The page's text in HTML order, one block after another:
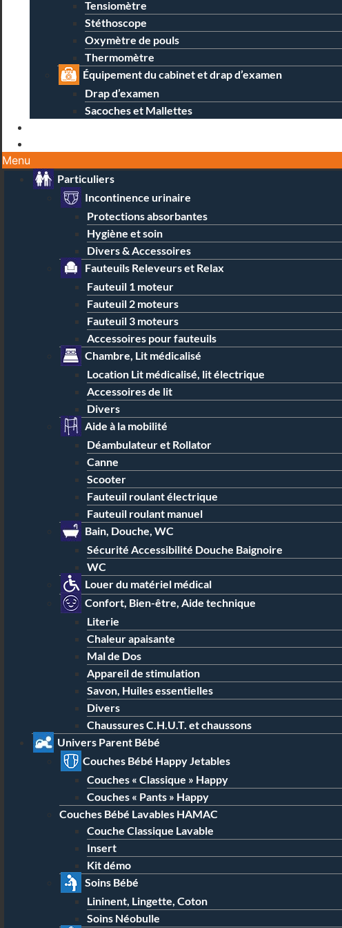
Tensiomètre
Stéthoscope
Oxymètre de pouls
Thermomètre
Équipement du cabinet et drap d’examen
Drap d’examen
Sacoches et Mallettes
Menu
Particuliers
Incontinence urinaire
Protections absorbantes
Hygiène et soin
Divers & Accessoires
Fauteuils Releveurs et Relax
Fauteuil 1 moteur
Fauteuil 2 moteurs
Fauteuil 3 moteurs
Accessoires pour fauteuils
Chambre, Lit médicalisé
Location Lit médicalisé, lit électrique
Accessoires de lit
Divers
Aide à la mobilité
Déambulateur et Rollator
Canne
Scooter
Fauteuil roulant électrique
Fauteuil roulant manuel
Bain, Douche, WC
Sécurité Accessibilité Douche Baignoire
WC
Louer du matériel médical
Confort, Bien-être, Aide technique
Literie
Chaleur apaisante
Mal de Dos
Appareil de stimulation
Savon, Huiles essentielles
Divers
Chaussures C.H.U.T. et chaussons
Univers Parent Bébé
Couches Bébé Happy Jetables
Couches « Classique » Happy
Couches « Pants » Happy
Couches Bébé Lavables HAMAC
Couche Classique Lavable
Insert
Kit démo
Soins Bébé
Lininent, Lingette, Coton
Soins Néobulle